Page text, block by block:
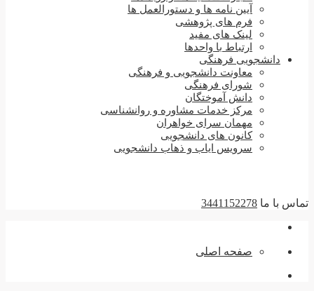
آیین نامه ها و دستورالعمل ها
فرم های پژوهشی
لینک های مفید
ارتباط با واحدها
دانشجویی فرهنگی
معاونت دانشجویی و فرهنگی
شورای فرهنگی
دانش آموختگان
مرکز خدمات مشاوره و روانشناسی
مهمان سرای خواهران
کانون های دانشجویی
سرویس ایاب و ذهاب دانشجویی
تماس با ما 3441152278
صفحه اصلی